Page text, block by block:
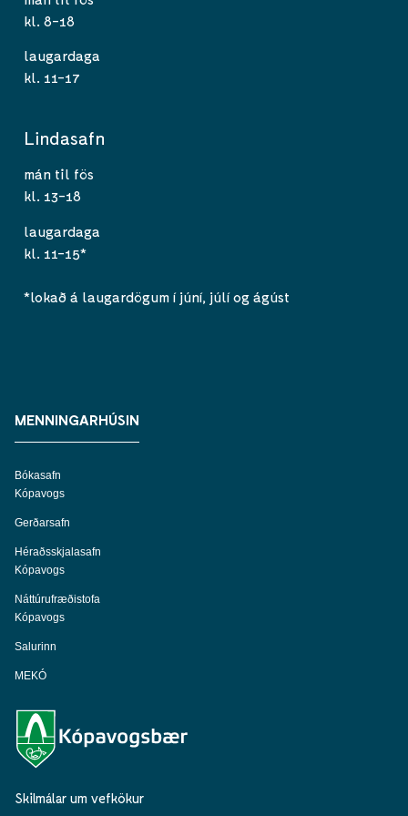
kl. 8-18
laugardaga
kl. 11-17
Lindasafn
mán til fös
kl. 13-18
laugardaga
kl. 11-15*
*lokað á laugardögum í júní, júlí og ágúst
MENNINGARHÚSIN
Bókasafn
Kópavogs
Gerðarsafn
Héraðsskjalasafn
Kópavogs
Náttúrufræðistofa
Kópavogs
Salurinn
MEKÓ
Skilmálar um vefkökur